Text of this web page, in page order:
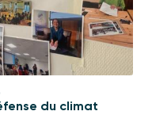
du climat